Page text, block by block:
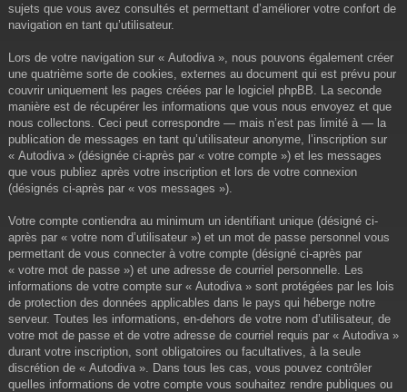
sujets que vous avez consultés et permettant d’améliorer votre confort de
navigation en tant qu’utilisateur.
Lors de votre navigation sur « Autodiva », nous pouvons également créer
une quatrième sorte de cookies, externes au document qui est prévu pour
couvrir uniquement les pages créées par le logiciel phpBB. La seconde
manière est de récupérer les informations que vous nous envoyez et que
nous collectons. Ceci peut correspondre — mais n’est pas limité à — la
publication de messages en tant qu’utilisateur anonyme, l’inscription sur
« Autodiva » (désignée ci-après par « votre compte ») et les messages
que vous publiez après votre inscription et lors de votre connexion
(désignés ci-après par « vos messages »).
Votre compte contiendra au minimum un identifiant unique (désigné ci-
après par « votre nom d’utilisateur ») et un mot de passe personnel vous
permettant de vous connecter à votre compte (désigné ci-après par
« votre mot de passe ») et une adresse de courriel personnelle. Les
informations de votre compte sur « Autodiva » sont protégées par les lois
de protection des données applicables dans le pays qui héberge notre
serveur. Toutes les informations, en-dehors de votre nom d’utilisateur, de
votre mot de passe et de votre adresse de courriel requis par « Autodiva »
durant votre inscription, sont obligatoires ou facultatives, à la seule
discrétion de « Autodiva ». Dans tous les cas, vous pouvez contrôler
quelles informations de votre compte vous souhaitez rendre publiques ou